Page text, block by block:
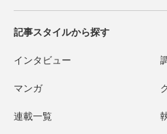
記事スタイルから探す
インタビュー
マンガ
連載一覧